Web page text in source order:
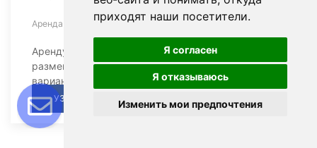
приходят наши посетители.
Я согласен
Я отказываюсь
Изменить мои предпочтения
Аренда SQL сервера для 1С
Арендуйте мощный физический сервер для 1С для
размещения базы данных в клиент серверном
варианте SQL
УЗНАТЬ ПОДРОБНОСТИ